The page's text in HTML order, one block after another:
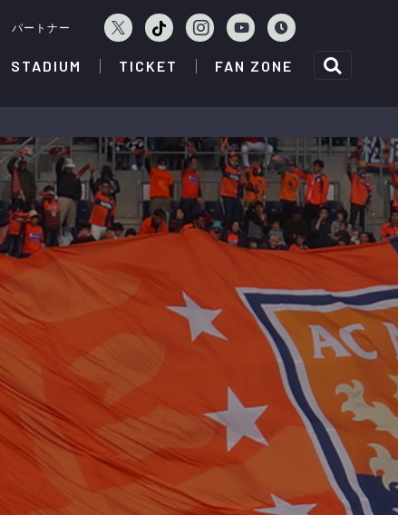
パートナー
STADIUM TICKET FAN ZONE